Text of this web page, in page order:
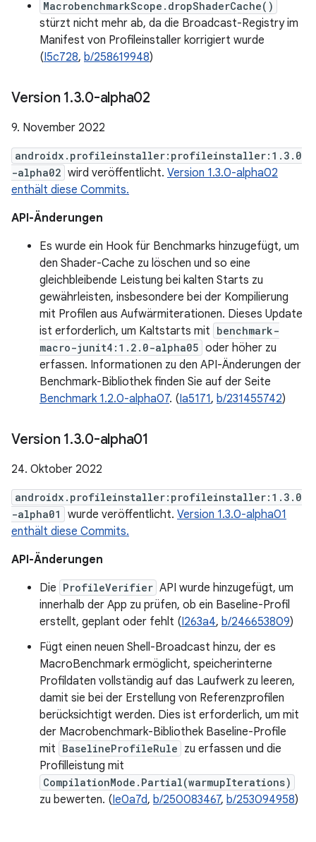
MacrobenchmarkScope.dropShaderCache()
stürzt nicht mehr ab, da die Broadcast-Registry im
Manifest von Profileinstaller korrigiert wurde
(I5c728, b/258619948)
Version 1.3.0-alpha02
9. November 2022
androidx.profileinstaller:profileinstaller:1.3.0
-alpha02 wird veröffentlicht. Version 1.3.0-alpha02
enthält diese Commits.
API-Änderungen
Es wurde ein Hook für Benchmarks hinzugefügt, um
den Shader-Cache zu löschen und so eine
gleichbleibende Leistung bei kalten Starts zu
gewährleisten, insbesondere bei der Kompilierung
mit Profilen aus Aufwärmiterationen. Dieses Update
ist erforderlich, um Kaltstarts mit benchmark-
macro-junit4:1.2.0-alpha05 oder höher zu
erfassen. Informationen zu den API-Änderungen der
Benchmark-Bibliothek finden Sie auf der Seite
Benchmark 1.2.0-alpha07. (Ia5171, b/231455742)
Version 1.3.0-alpha01
24. Oktober 2022
androidx.profileinstaller:profileinstaller:1.3.0
-alpha01
wurde veröffentlicht. Version 1.3.0-alpha01
enthält diese Commits.
API-Änderungen
Die ProfileVerifier API wurde hinzugefügt, um
innerhalb der App zu prüfen, ob ein Baseline-Profil
erstellt, geplant oder fehlt (I263a4, b/246653809)
Fügt einen neuen Shell-Broadcast hinzu, der es
MacroBenchmark ermöglicht, speicherinterne
Profildaten vollständig auf das Laufwerk zu leeren,
damit sie bei der Erstellung von Referenzprofilen
berücksichtigt werden. Dies ist erforderlich, um mit
der Macrobenchmark-Bibliothek Baseline-Profile
mit BaselineProfileRule zu erfassen und die
Profilleistung mit
CompilationMode.Partial(warmupIterations)
zu bewerten. (Ie0a7d, b/250083467, b/253094958)